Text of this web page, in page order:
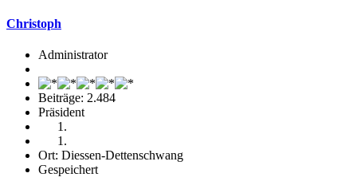
Christoph
Administrator
Beiträge: 2.484
Präsident
Ort: Diessen-Dettenschwang
Gespeichert